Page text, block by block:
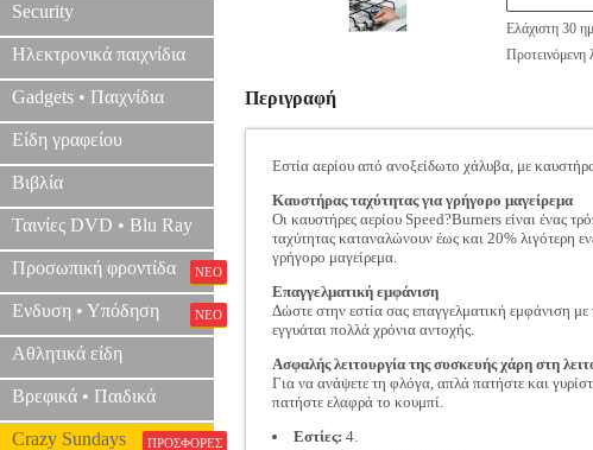
Security
Ηλεκτρονικά παιχνίδια
Gadgets • Παιχνίδια
Είδη γραφείου
Βιβλία
Ταινίες DVD • Blu Ray
Προσωπική φροντίδα ΝΕΟ
Ενδυση • Υπόδηση ΝΕΟ
Αθλητικά είδη
Βρεφικά • Παιδικά
Crazy Sundays ΠΡΟΣΦΟΡΕΣ
Ελάχιστη 30
Προτεινόμενη
Περιγραφή
Εστία αερίου από ανοξείδωτο χάλυβα, με
Καυστήρας ταχύτητας για γρήγορο μαγείρεμα
Οι καυστήρες αερίου Speed?Burners είναι ένας
ταχύτητας καταναλώνουν έως και 20% λιγότερη
γρήγορο μαγείρεμα.
Επαγγελματική εμφάνιση
Δώστε στην εστία σας επαγγελματική εμφάνιση
εγγυάται πολλά χρόνια αντοχής.
Ασφαλής λειτουργία της συσκευής χάρη στη
Για να ανάψετε τη φλόγα, απλά πατήστε και
πατήστε ελαφρά το κουμπί.
Εστίες: 4.